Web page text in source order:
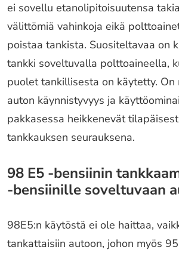
ei sovellu etanolipitoisuutensa
välittömiä vahinkoja eikä
poistaa tankista. Suositeltavaa on
tankki soveltuvalla polttoaineella,
puolet tankillisesta on käytetty.
auton käynnistyvyys ja
pakkasessa heikkenevät
tankkauksen seurauksena.
98 E5 -bensiinin
-bensiinille soveltuvaan
98E5:n käytöstä ei ole haittaa,
tankattaisiin autoon, johon myös